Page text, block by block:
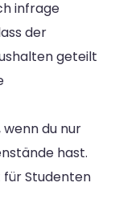
infrage
der
geteilt
du nur
hast.
für Studenten